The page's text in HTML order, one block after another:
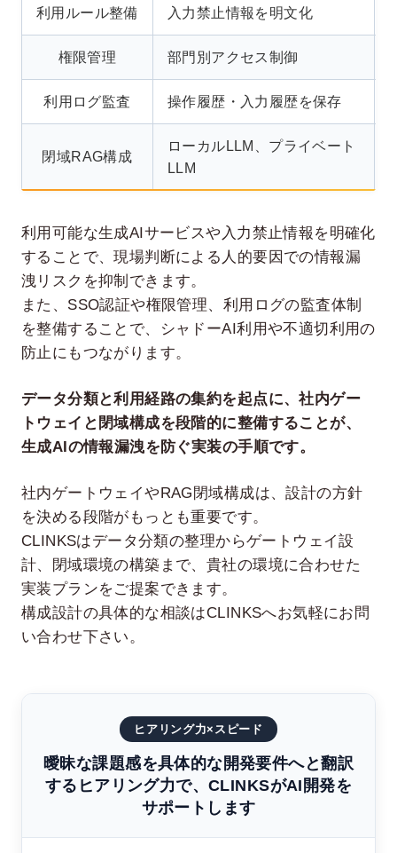
利用ルール整備 入力禁止情報を明文化
権限管理 部門別アクセス制御
利用ログ監査 操作履歴・入力履歴を保存
閉域RAG構成
ローカルLLM、プライベート
LLM
利用可能な生成AIサービスや入力禁止情報を明確化
することで、現場判断による人的要因での情報漏
洩リスクを抑制できます。
また、SSO認証や権限管理、利用ログの監査体制
を整備することで、シャドーAI利用や不適切利用の
防止にもつながります。
データ分類と利用経路の集約を起点に、社内ゲー
トウェイと閉域構成を段階的に整備することが、
生成AIの情報漏洩を防ぐ実装の手順です。
社内ゲートウェイやRAG閉域構成は、設計の方針
を決める段階がもっとも重要です。
CLINKSはデータ分類の整理からゲートウェイ設
計、閉域環境の構築まで、貴社の環境に合わせた
実装プランをご提案できます。
構成設計の具体的な相談はCLINKSへお気軽にお問
い合わせ下さい。
ヒアリング力×スピード
曖昧な課題感を具体的な開発要件へと翻訳
するヒアリング力で、CLINKSがAI開発を
サポートします